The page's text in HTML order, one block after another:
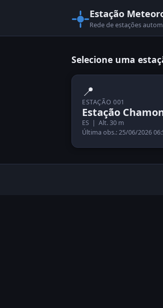
Estação
Rede de estações
Selecione uma
📍
ESTAÇÃO 001
Estação
ES | Alt. 30 m
Última obs.: 25/06/2026